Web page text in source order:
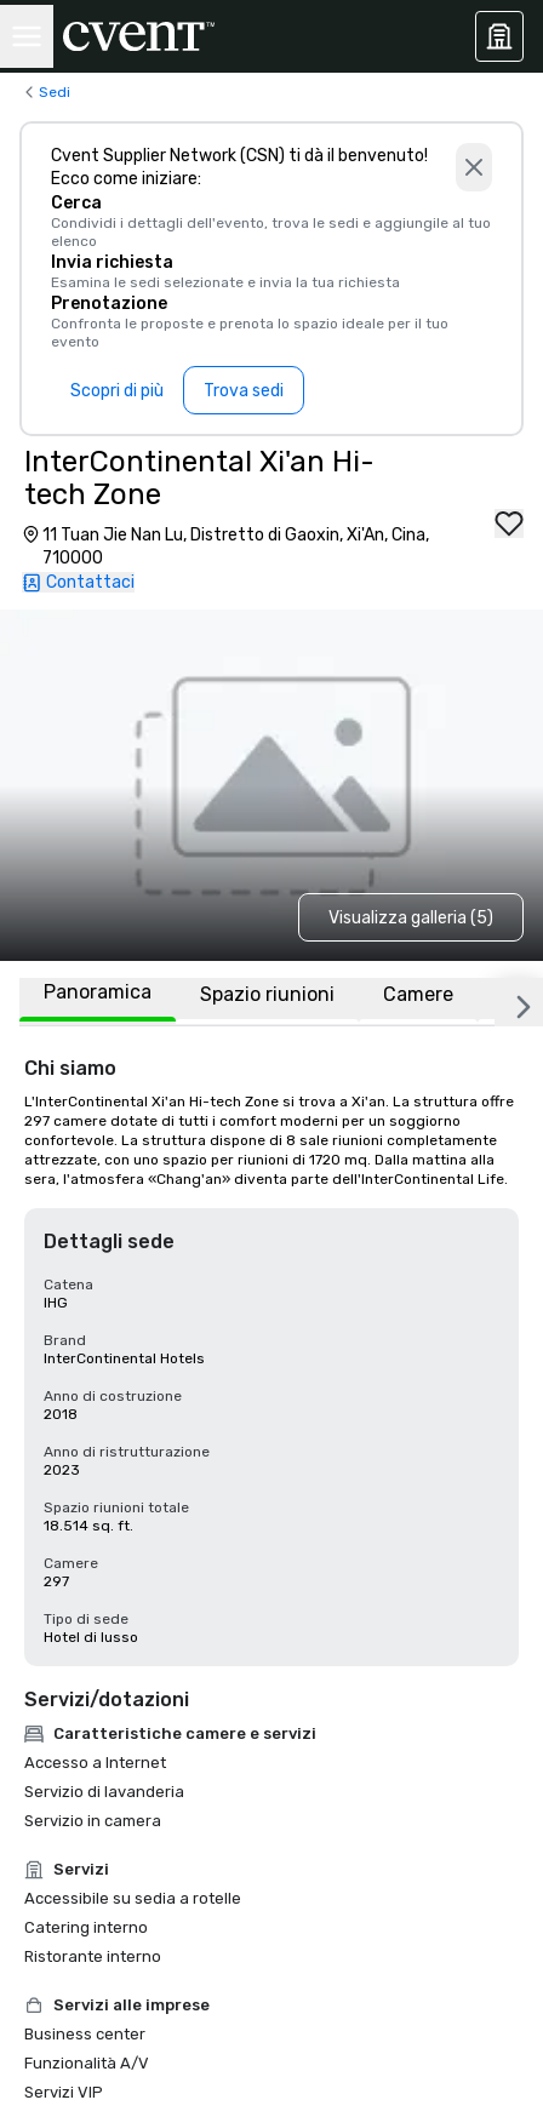
Sedi
Cvent Supplier Network (CSN) ti dà il benvenuto!
Ecco come iniziare:
Cerca
Condividi i dettagli dell'evento, trova le sedi e aggiungile al tuo
elenco
Invia richiesta
Esamina le sedi selezionate e invia la tua richiesta
Prenotazione
Confronta le proposte e prenota lo spazio ideale per il tuo
evento
Scopri di più Trova sedi
InterContinental Xi'an Hi-
tech Zone
11 Tuan Jie Nan Lu, Distretto di Gaoxin, Xi'An, Cina,
710000
Contattaci
Visualizza galleria (5)
Panoramica Spazio riunioni Camere
Chi siamo
L'InterContinental Xi'an Hi-tech Zone si trova a Xi'an. La struttura offre
297 camere dotate di tutti i comfort moderni per un soggiorno
confortevole. La struttura dispone di 8 sale riunioni completamente
attrezzate, con uno spazio per riunioni di 1720 mq. Dalla mattina alla
sera, l'atmosfera «Chang'an» diventa parte dell'InterContinental Life.
Dettagli sede
Catena
IHG
Brand
InterContinental Hotels
Anno di costruzione
2018
Anno di ristrutturazione
2023
Spazio riunioni totale
18.514 sq. ft.
Camere
297
Tipo di sede
Hotel di lusso
Servizi/dotazioni
Caratteristiche camere e servizi
Accesso a Internet
Servizio di lavanderia
Servizio in camera
Servizi
Accessibile su sedia a rotelle
Catering interno
Ristorante interno
Servizi alle imprese
Business center
Funzionalità A/V
Servizi VIP